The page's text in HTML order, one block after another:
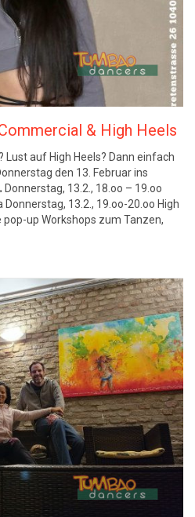
& High Heels
Lust auf High Heels? Dann einfach
den 13. Februar ins
Donnerstag, 13.2., 18.oo – 19.oo
13.2., 19.oo-20.oo High
up Workshops zum Tanzen,